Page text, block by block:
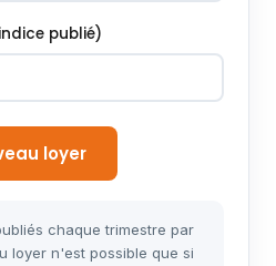
publié)
loyer
chaque trimestre par
loyer n'est possible que si